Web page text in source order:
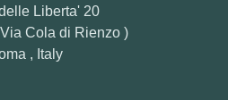
Liberta' 20
Cola di Rienzo )
, Italy